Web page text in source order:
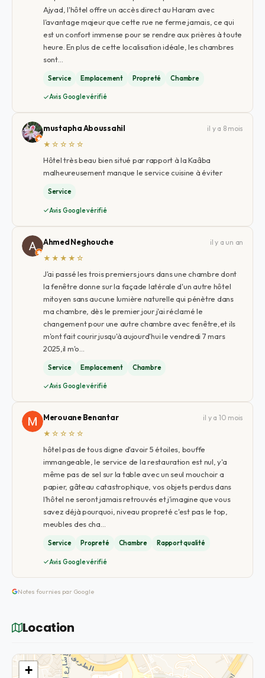
Ajyad, l'hôtel offre un accès direct au Haram avec
l'avantage majeur que cette rue ne ferme jamais, ce qui
est un confort immense pour se rendre aux prières à toute
heure. En plus de cette localisation idéale, les chambres
sont…
Service Emplacement Propreté Chambre
Avis Google vérifié
mustapha Aboussahil
il y a 8 mois
★☆☆☆☆
Hôtel très beau bien situé par rapport à la Kaâba
malheureusement manque le service cuisine à éviter
Service
Avis Google vérifié
Ahmed Neghouche
il y a un an
★★★★☆
J'ai passé les trois premiers jours dans une chambre dont
la fenêtre donne sur la façade latérale d'un autre hôtel
mitoyen sans aucune lumière naturelle qui pénètre dans
ma chambre, dès le premier jour j'ai réclamé le
changement pour une autre chambre avec fenêtre,et ils
m'ont fait courir jusqu'à aujourd'hui le vendredi 7 mars
2025,il m'o…
Service Emplacement Chambre
Avis Google vérifié
Merouane Benantar
il y a 10 mois
★☆☆☆☆
hôtel pas de tous digne d'avoir 5 étoiles, bouffe
immangeable, le service de la restauration est nul, y'a
même pas de sel sur la table avec un seul mouchoir a
papier, gâteau catastrophique, vos objets perdus dans
l'hôtel ne seront jamais retrouvés et j'imagine que vous
savez déjà pourquoi, niveau propreté c'est pas le top,
meubles des cha…
Service Propreté Chambre Rapport qualité
Avis Google vérifié
Notes fournies par Google
Location
+